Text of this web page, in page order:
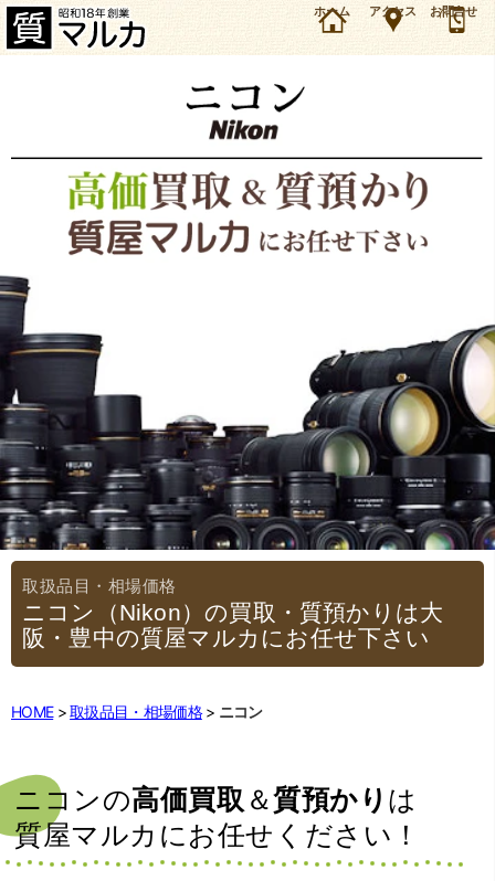
ニコン（Nikon）の高価買取＆質預かり・質入れは質屋マルカ。最新相場で間違いのない査定。
これまでのお取扱実績もご紹介しています。大阪・豊中・服部天神駅から徒歩1分の質屋です。
ホーム アクセス お問合せ
ニコン（Nikon）の買取・質預かりは大
阪・豊中の質屋マルカにお任せ下さい
HOME 取扱品目・相場価格 ニコン
ニコンの高価買取 ＆質預かり は
質屋マルカに お任せください！